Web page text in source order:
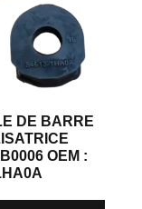
DE BARRE
OEM :